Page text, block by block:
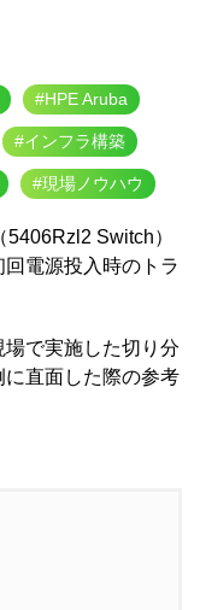
#HPE Aruba
#インフラ構築
#現場ノウハウ
Switch）
電源投入時のトラ
で実施した切り分
直面した際の参考